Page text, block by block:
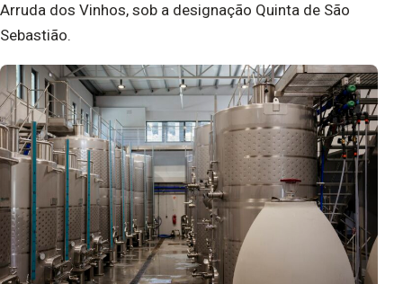
Arruda dos Vinhos, sob a designação Quinta de São
Sebastião.